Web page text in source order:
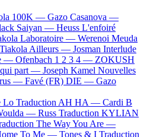
100K — Gazo Casanova —
Saiyan — Heuss L'enfoiré
Laboratoire — Werenoi Meuda
Ailleurs — Josman Interlude
— Ofenbach 1 2 3 4 — ZOKUSH
part — Joseph Kamel Nouvelles
— Favé (FR) DIE — Gazo
Lo Traduction AH HA — Cardi B
— Russ Traduction KYLIAN
The Way You Are —
To Me — Tones & I Traduction